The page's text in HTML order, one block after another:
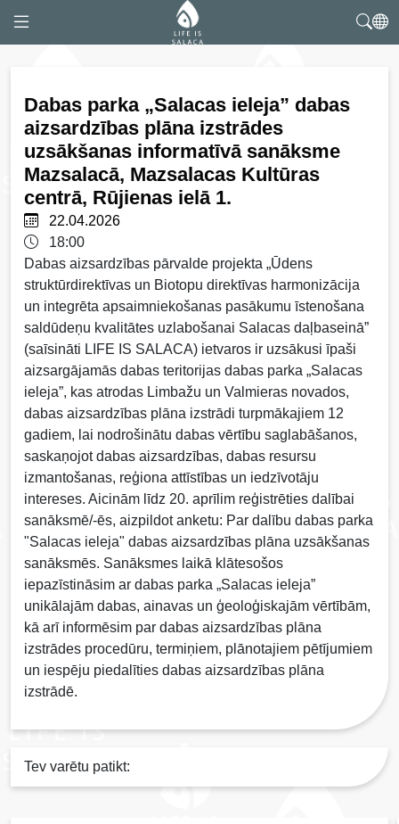
Dabas parka „Salacas ieleja” dabas
aizsardzības plāna izstrādes
uzsākšanas informatīvā sanāksme
Mazsalacā, Mazsalacas Kultūras
centrā, Rūjienas ielā 1.
22.04.2026
18:00
Dabas aizsardzības pārvalde projekta „Ūdens
struktūrdirektīvas un Biotopu direktīvas harmonizācija
un integrēta apsaimniekošanas pasākumu īstenošana
saldūdeņu kvalitātes uzlabošanai Salacas daļbaseinā”
(saīsināti LIFE IS SALACA) ietvaros ir uzsākusi īpaši
aizsargājamās dabas teritorijas dabas parka „Salacas
ieleja”, kas atrodas Limbažu un Valmieras novados,
dabas aizsardzības plāna izstrādi turpmākajiem 12
gadiem, lai nodrošinātu dabas vērtību saglabāšanos,
saskaņojot dabas aizsardzības, dabas resursu
izmantošanas, reģiona attīstības un iedzīvotāju
intereses. Aicinām līdz 20. aprīlim reģistrēties dalībai
sanāksmē/-ēs, aizpildot anketu: Par dalību dabas parka
"Salacas ieleja" dabas aizsardzības plāna uzsākšanas
sanāksmēs. Sanāksmes laikā klātesošos
iepazīstināsim ar dabas parka „Salacas ieleja”
unikālajām dabas, ainavas un ģeoloģiskajām vērtībām,
kā arī informēsim par dabas aizsardzības plāna
izstrādes procedūru, termiņiem, plānotajiem pētījumiem
un iespēju piedalīties dabas aizsardzības plāna
izstrādē.
Tev varētu patikt: